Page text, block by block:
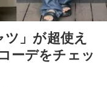
」が超使え
ーデをチェッ